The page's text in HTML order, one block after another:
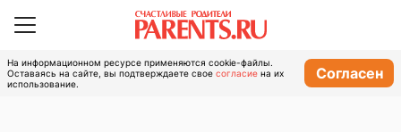
На информационном ресурсе применяются cookie-файлы.
Оставаясь на сайте, вы подтверждаете свое согласие на их
использование.
Согласен